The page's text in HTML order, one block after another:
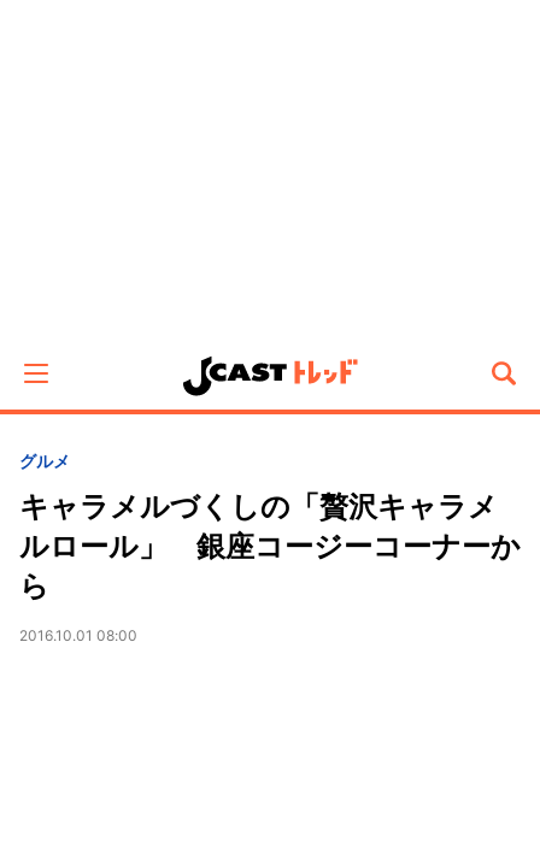
グルメ
キャラメルづくしの「贅沢キャラメ
ルロール」 銀座コージーコーナーか
ら
2016.10.01 08:00